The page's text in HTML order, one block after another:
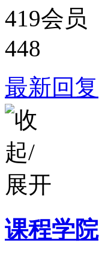
419会员
448
最新回复
课程学院